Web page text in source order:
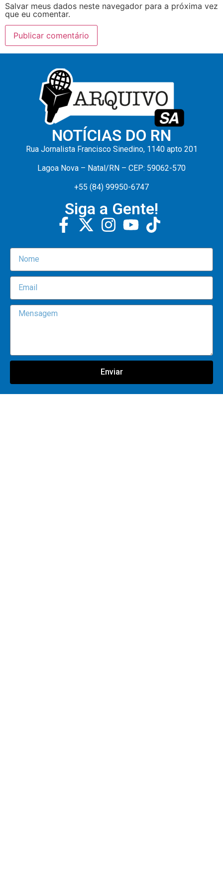
Salvar meus dados neste navegador para a próxima vez
que eu comentar.
NOTÍCIAS DO RN
Rua Jornalista Francisco Sinedino, 1140 apto 201
Lagoa Nova – Natal/RN – CEP: 59062-570
+55 (84) 99950-6747
Siga a Gente!
Enviar